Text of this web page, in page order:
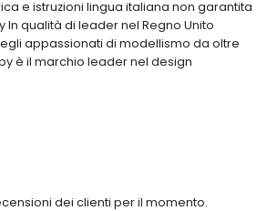
e istruzioni lingua italiana non garantita
In qualità di leader nel Regno Unito
appassionati di modellismo da oltre
è il marchio leader nel design
dei clienti per il momento.